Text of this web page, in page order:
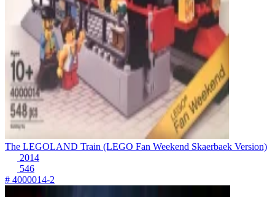
The LEGOLAND Train (LEGO Fan Weekend Skaerbaek Version)
2014
546
# 4000014-2